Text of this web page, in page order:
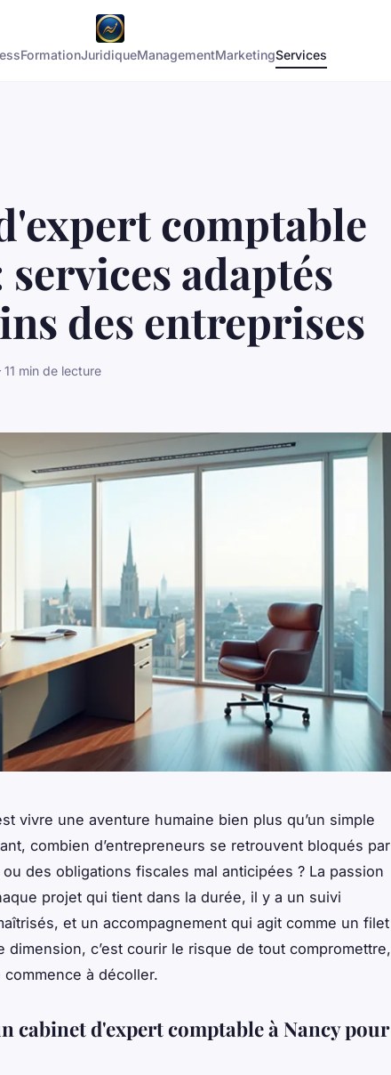
FormationJuridiqueManagementMarketingServices
comptable
services adaptés
des entreprises
min de lecture
vivre une aventure humaine bien plus qu’un simple
combien d’entrepreneurs se retrouvent bloqués par
des obligations fiscales mal anticipées ? La passion
projet qui tient dans la durée, il y a un suivi
et un accompagnement qui agit comme un filet
dimension, c’est courir le risque de tout compromettre,
commence à décoller.
cabinet d'expert comptable à Nancy pour